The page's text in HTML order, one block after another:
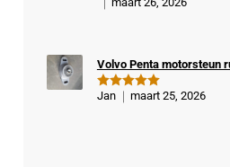
Gewaardeer
Gewaardeer
Volvo Penta motorsteun
Jan maart 25, 2026